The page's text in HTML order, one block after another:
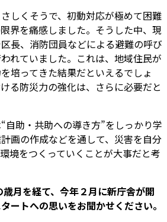
しくそうで、初動対応が極めて困難
界を痛感しました。そうした中、現
長、消防団員などによる避難の呼び
れていました。これは、地域住民が
培ってきた結果だといえるでしょ
る防災力の強化は、さらに必要だと
自助・共助への導き方”をしっかり学
画の作成などを通して、災害を自分
境をつくっていくことが大事だと考
月を経て、今年２月に新庁舎が開
ートへの思いをお聞かせください。